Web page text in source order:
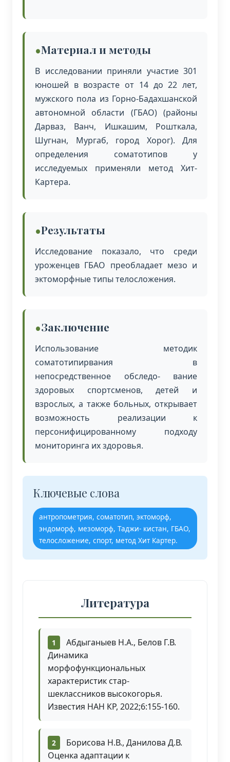
Материал и методы
В исследовании приняли участие 301
юношей в возрасте от 14 до 22 лет,
мужского пола из Горно-Бадахшанской
автономной области (ГБАО) (районы
Дарваз, Ванч, Ишкашим, Рошткала,
Шугнан, Мургаб, город Хорог). Для
определения соматотипов у
исследуемых применяли метод Хит-
Картера.
Результаты
Исследование показало, что среди
уроженцев ГБАО преобладает мезо и
эктоморфные типы телосложения.
Заключение
Использование методик
соматотипирвания в
непосредственное обследо- вание
здоровых спортсменов, детей и
взрослых, а также больных, открывает
возможность реализации к
персонифицированному подходу
мониторинга их здоровья.
Ключевые слова
антропометрия, соматотип, эктоморф,
эндоморф, мезоморф, Таджи- кистан, ГБАО,
телосложение, спорт, метод Хит Картер.
Литература
Абдыганыев Н.А., Белов Г.В.
Динамика
морфофункциональных
характеристик стар-
шеклассников высокогорья.
Известия НАН КР, 2022;6:155-160.
Борисова Н.В., Данилова Д.В.
Оценка адаптации к